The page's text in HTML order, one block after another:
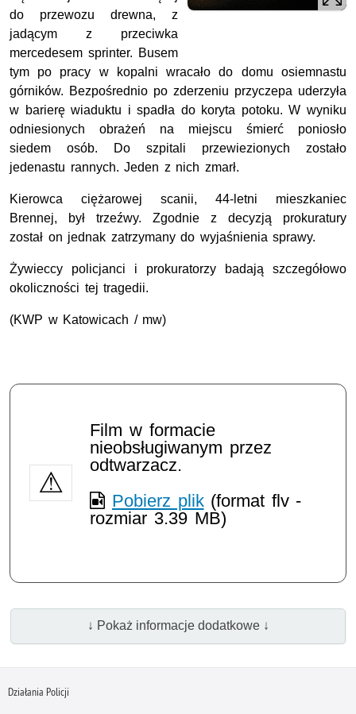
do przewozu drewna, z
jadącym z przeciwka
mercedesem sprinter. Busem
tym po pracy w kopalni wracało do domu osiemnastu
górników. Bezpośrednio po zderzeniu przyczepa uderzyła
w barierę wiaduktu i spadła do koryta potoku. W wyniku
odniesionych obrażeń na miejscu śmierć poniosło
siedem osób. Do szpitali przewiezionych zostało
jedenastu rannych. Jeden z nich zmarł.
Kierowca ciężarowej scanii, 44-letni mieszkaniec
Brennej, był trzeźwy. Zgodnie z decyzją prokuratury
został on jednak zatrzymany do wyjaśnienia sprawy.
Żywieccy policjanci i prokuratorzy badają szczegółowo
okoliczności tej tragedii.
(KWP w Katowicach / mw)
Film w formacie
nieobsługiwanym przez
odtwarzacz.
Pobierz plik(format flv -
rozmiar 3.39 MB)
↓ Pokaż informacje dodatkowe ↓
Działania Policji